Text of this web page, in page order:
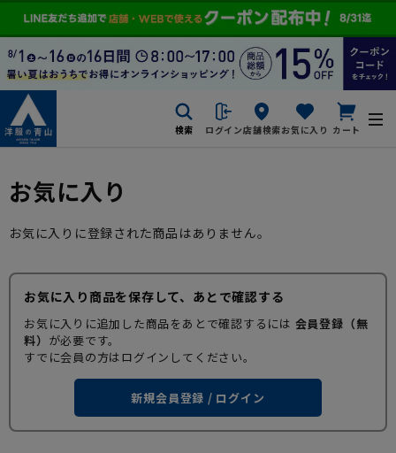
検索 ログイン店舗検索お気に入り カート
お気に入り
お気に入りに登録された商品はありません。
お気に入り商品を保存して、あとで確認する
お気に入りに追加した商品をあとで確認するには 会員登録（無
料） が必要です。
すでに会員の方はログインしてください。
新規会員登録 / ログイン